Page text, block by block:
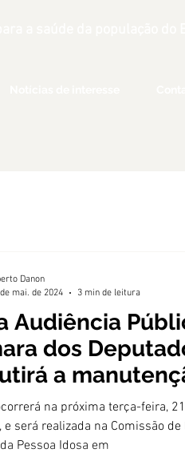
Audiência
dos
a
impressas de
na próxima terça-feira,
e será realizada na Comissão de
Pessoa Idosa em
Danon
mai. de 2024
3 min de leitura